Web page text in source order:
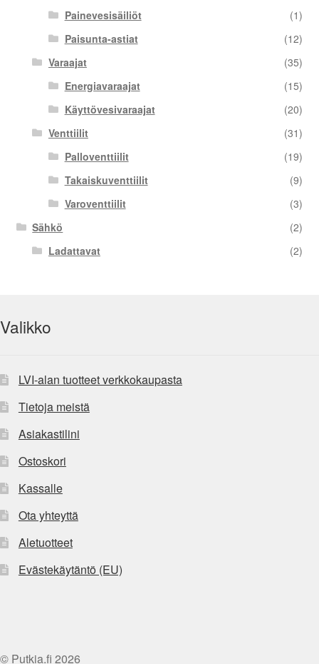
Painevesisäiliöt
(1)
Paisunta-astiat
(12)
Varaajat
(35)
Energiavaraajat
(15)
Käyttövesivaraajat
(20)
Venttiilit
(31)
Palloventtiilit
(19)
Takaiskuventtiilit
(9)
Varoventtiilit
(3)
Sähkö
(2)
Ladattavat
(2)
Valikko
LVI-alan tuotteet verkkokaupasta
Tietoja meistä
Asiakastilini
Ostoskori
Kassalle
Ota yhteyttä
Aletuotteet
Evästekäytäntö (EU)
© Putkia.fi 2026